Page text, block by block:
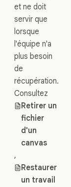
et ne doit
servir que
lorsque
l'équipe n'a
plus besoin
de
récupération.
Consultez
Retirer un
fichier
d'un
canvas
,
Restaurer
un travail